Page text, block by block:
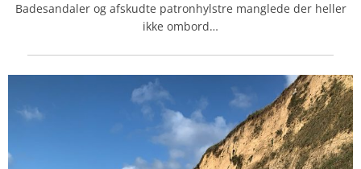
Badesandaler og afskudte patronhylstre manglede der heller
ikke ombord…